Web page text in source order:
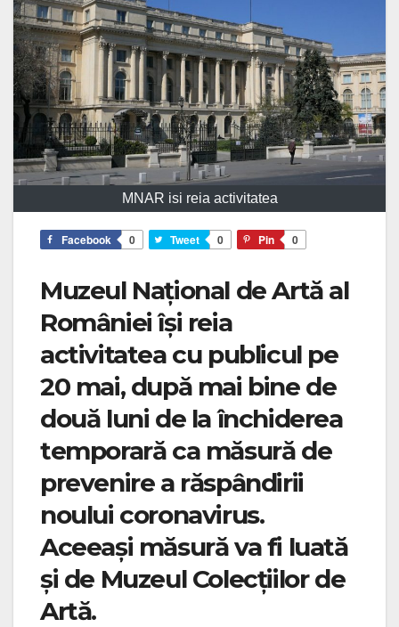
MNAR isi reia activitatea
Facebook 0 Tweet 0 Pin 0
Muzeul Național de Artă al
României își reia
activitatea cu publicul pe
20 mai, după mai bine de
două luni de la închiderea
temporară ca măsură de
prevenire a răspândirii
noului coronavirus.
Aceeași măsură va fi luată
și de Muzeul Colecțiilor de
Artă.